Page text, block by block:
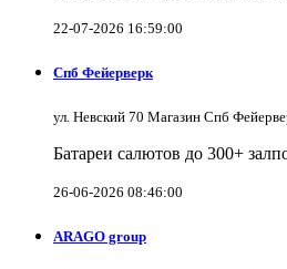
22-07-2026 16:59:00
Спб Фейерверк
ул. Невский 70 Магазин Спб
Батареи салютов до 300+
26-06-2026 08:46:00
ARAGO group